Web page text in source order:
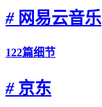
#网易云音乐
122篇细节
#京东